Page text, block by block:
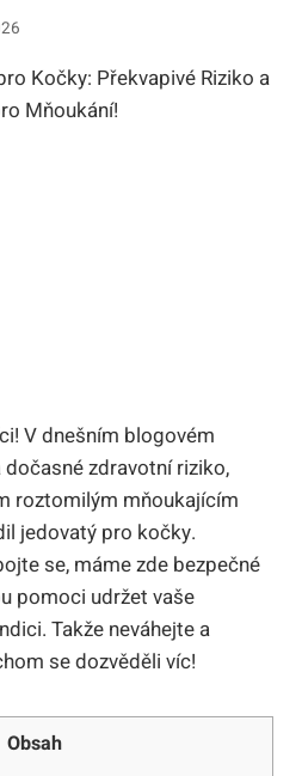
V dnešním blogovém
zdravotní riziko,
roztomilým mňoukajícím
jedovatý pro kočky.
se, máme zde bezpečné
pomoci udržet vaše
Takže neváhejte a
se dozvěděli víc!
Obsah